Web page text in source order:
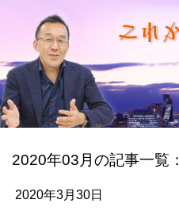
2020年03月の記事一覧：
2020年3月30日